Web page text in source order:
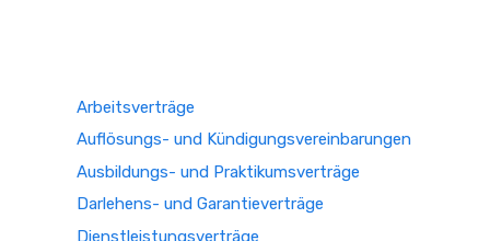
Arbeitsverträge
Auflösungs- und Kündigungsvereinbarungen
Ausbildungs- und Praktikumsverträge
Darlehens- und Garantieverträge
Dienstleistungsverträge